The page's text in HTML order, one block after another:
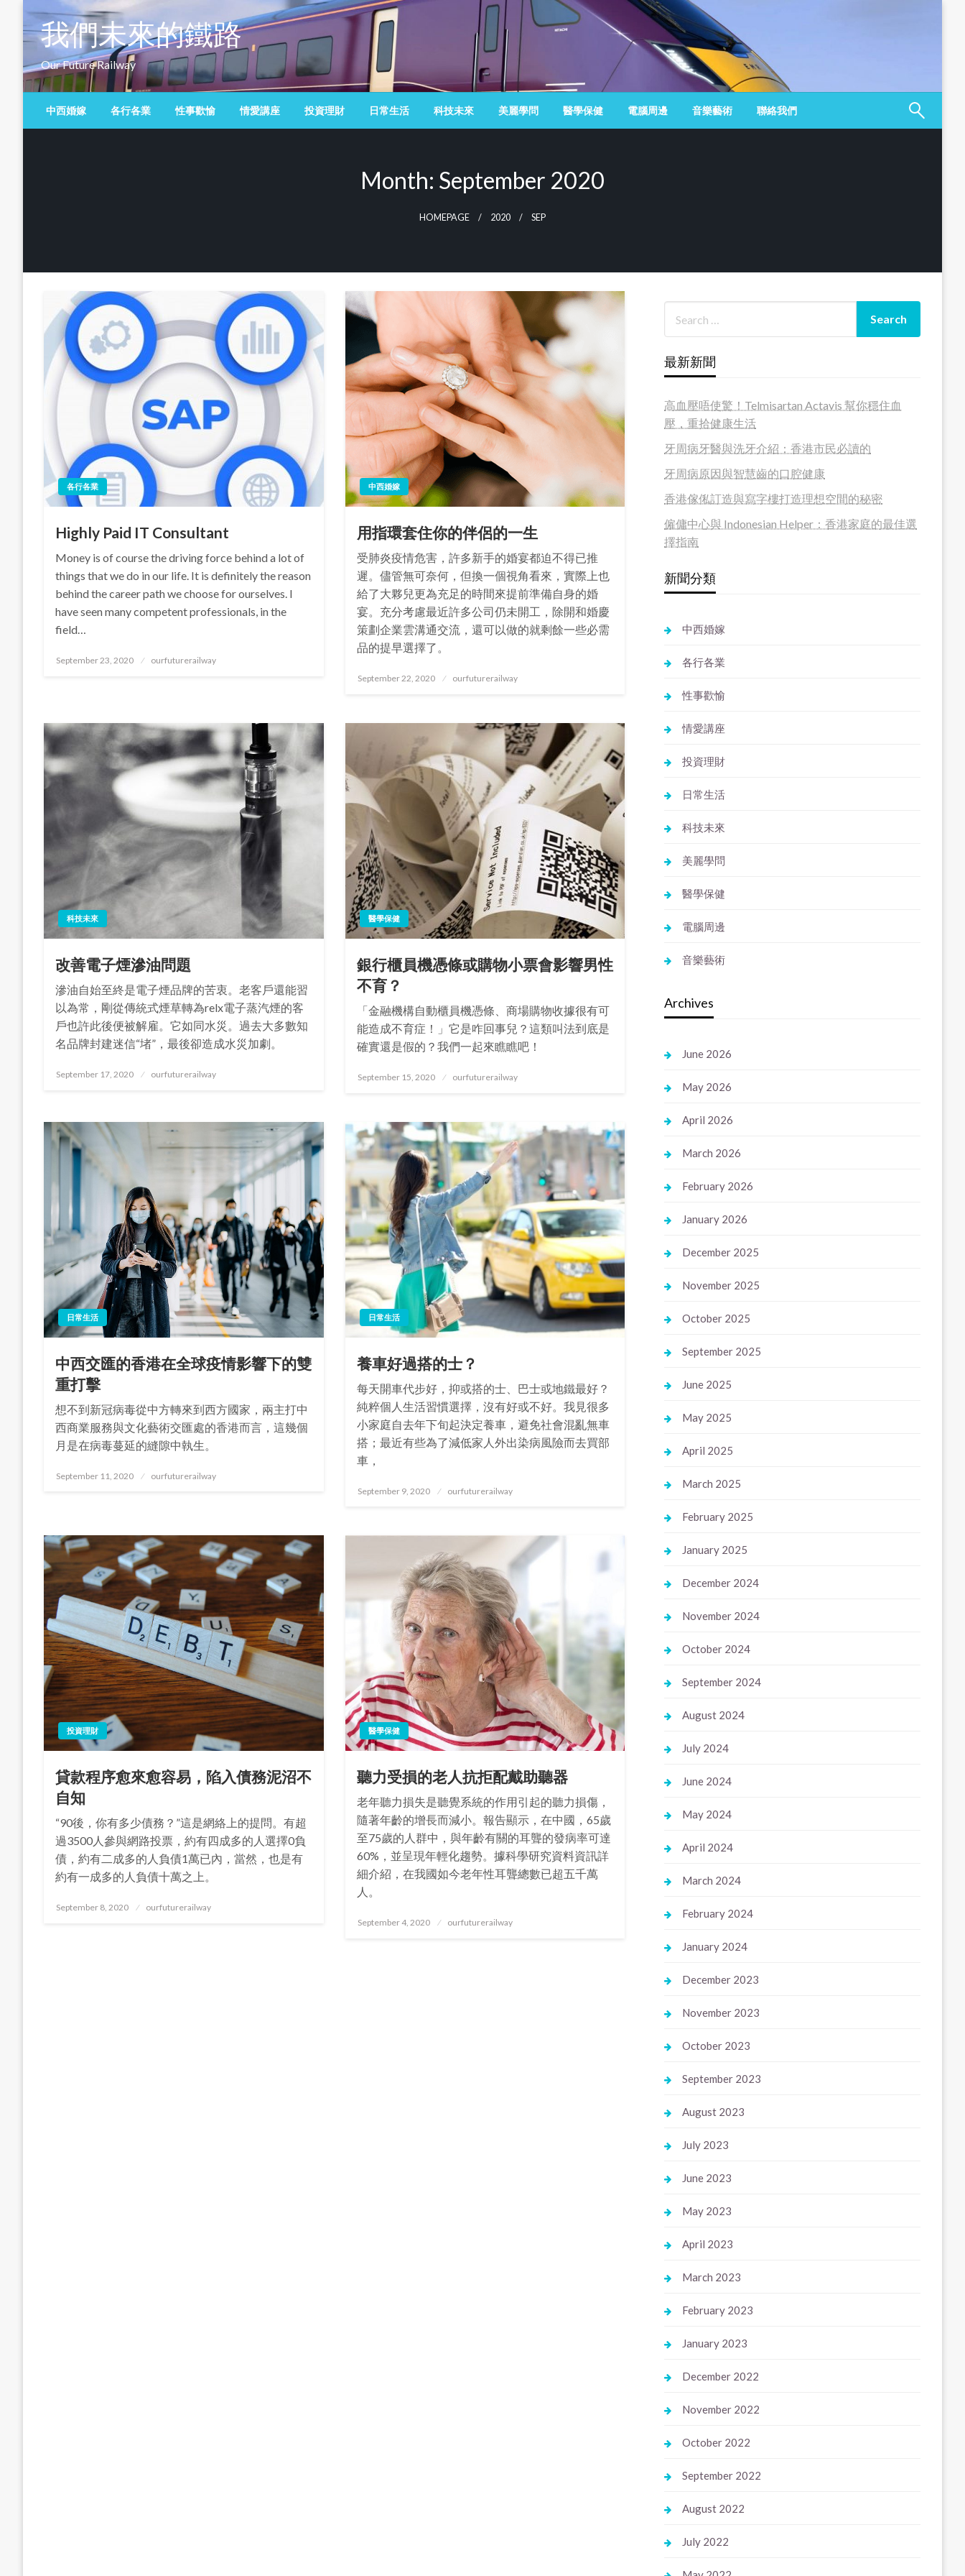
content
我們未來的鐵路
Our Future Railway
中西婚嫁 各行各業 性事歡愉 情愛講座 投資理財 日常生活 科技未來 美麗學問 醫學保健 電腦周邊 音樂藝術 聯絡我們
Month: September 2020
HOMEPAGE 2020 SEP
各行各業
Highly Paid IT Consultant
Money is of course the driving force behind a lot of
things that we do in our life. It is definitely the reason
behind the career path we choose for ourselves. I
have seen many competent professionals, in the
field…
Posted
September 23, 2020 ourfuturerailway
中西婚嫁
用指環套住你的伴侶的一生
受肺炎疫情危害，許多新手的婚宴都迫不得已推
遲。儘管無可奈何，但換一個視角看來，實際上也
給了大夥兒更為充足的時間來提前準備自身的婚
宴。充分考慮最近許多公司仍未開工，除開和婚慶
策劃企業雲溝通交流，還可以做的就剩餘一些必需
品的提早選擇了。
Posted
September 22, 2020 ourfuturerailway
科技未來
改善電子煙滲油問題
滲油自始至終是電子煙品牌的苦衷。老客戶還能習
以為常，剛從傳統式煙草轉為relx電子蒸汽煙的客
戶也許此後便被解雇。它如同水災。過去大多數知
名品牌封建迷信“堵”，最後卻造成水災加劇。
Posted
September 17, 2020 ourfuturerailway
醫學保健
銀行櫃員機憑條或購物小票會影響男性
不育？
「金融機構自動櫃員機憑條、商場購物收據很有可
能造成不育症！」它是咋回事兒？這類叫法到底是
確實還是假的？我們一起來瞧瞧吧！
Posted
September 15, 2020 ourfuturerailway
日常生活
中西交匯的香港在全球疫情影響下的雙
重打擊
想不到新冠病毒從中方轉來到西方國家，兩主打中
西商業服務與文化藝術交匯處的香港而言，這幾個
月是在病毒蔓延的縫隙中執生。
Posted
September 11, 2020 ourfuturerailway
日常生活
養車好過搭的士？
每天開車代步好，抑或搭的士、巴士或地鐵最好？
純粹個人生活習慣選擇，沒有好或不好。我見很多
小家庭自去年下旬起決定養車，避免社會混亂無車
搭；最近有些為了減低家人外出染病風險而去買部
車，
Posted
September 9, 2020 ourfuturerailway
投資理財
貸款程序愈來愈容易，陷入債務泥沼不
自知
“90後，你有多少債務？”這是網絡上的提問。有超
過3500人參與網路投票，約有四成多的人選擇0負
債，約有二成多的人負債1萬已內，當然，也是有
約有一成多的人負債十萬之上。
Posted
September 8, 2020 ourfuturerailway
醫學保健
聽力受損的老人抗拒配戴助聽器
老年聽力損失是聽覺系統的作用引起的聽力損傷，
隨著年齡的增長而減小。報告顯示，在中國，65歲
至75歲的人群中，與年齡有關的耳聾的發病率可達
60%，並呈現年輕化趨勢。據科學研究資料資訊詳
細介紹，在我國如今老年性耳聾總數已超五千萬
人。
Posted
September 4, 2020 ourfuturerailway
最新新聞
高血壓唔使驚！Telmisartan Actavis 幫你穩住血
壓，重拾健康生活
牙周病牙醫與洗牙介紹：香港市民必讀的
牙周病原因與智慧齒的口腔健康
香港傢俬訂造與寫字樓打造理想空間的秘密
僱傭中心與 Indonesian Helper：香港家庭的最佳選
擇指南
新聞分類
中西婚嫁
各行各業
性事歡愉
情愛講座
投資理財
日常生活
科技未來
美麗學問
醫學保健
電腦周邊
音樂藝術
Archives
June 2026
May 2026
April 2026
March 2026
February 2026
January 2026
December 2025
November 2025
October 2025
September 2025
June 2025
May 2025
April 2025
March 2025
February 2025
January 2025
December 2024
November 2024
October 2024
September 2024
August 2024
July 2024
June 2024
May 2024
April 2024
March 2024
February 2024
January 2024
December 2023
November 2023
October 2023
September 2023
August 2023
July 2023
June 2023
May 2023
April 2023
March 2023
February 2023
January 2023
December 2022
November 2022
October 2022
September 2022
August 2022
July 2022